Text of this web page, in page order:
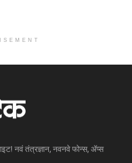
नवं तंत्रज्ञान, नवनवे फोन्स, ॲप्स